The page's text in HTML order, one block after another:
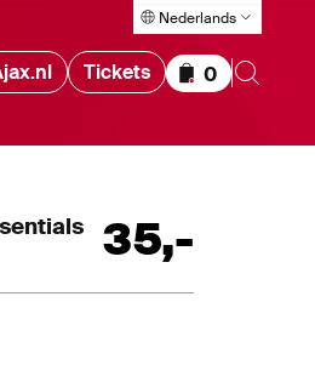
Tickets Items in
0
Nederlands
35,-